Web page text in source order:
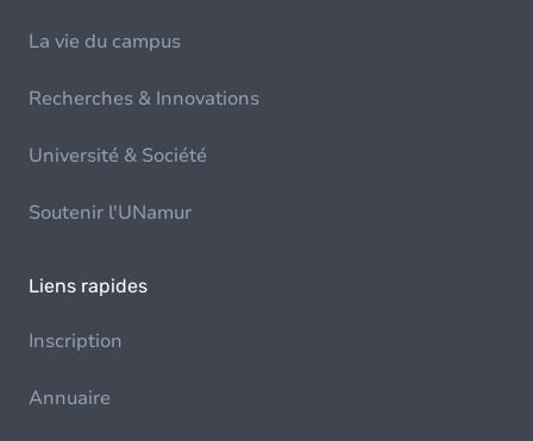
La vie du campus
Recherches & Innovations
Université & Société
Soutenir l'UNamur
Liens rapides
Inscription
Annuaire